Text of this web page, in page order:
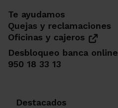
Te ayudamos
Quejas y reclamaciones
Oficinas y cajeros
Desbloqueo banca online
950 18 33 13
Destacados